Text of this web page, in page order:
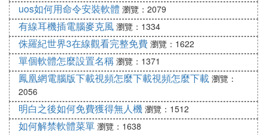
uos如何用命令安裝軟體 瀏覽：2079
有線耳機插電腦麥克風 瀏覽：1334
侏羅紀世界3在線觀看完整免費 瀏覽：1622
單個軟體怎麼設置名稱 瀏覽：1371
鳳凰網電腦版下載視頻怎麼下載視頻怎麼下載 瀏覽：
2056
明白之後如何免費獲得無人機 瀏覽：1512
如何解禁軟體菜單 瀏覽：1638